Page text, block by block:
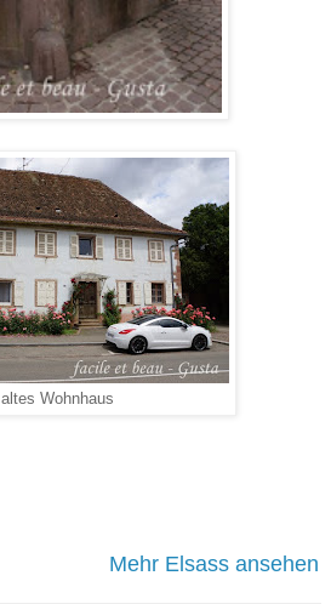
altes Wohnhaus
Mehr Elsass ansehen